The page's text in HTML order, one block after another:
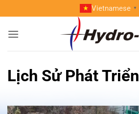
to
content
Vietnamese ▼
Lịch Sử Phát Triển